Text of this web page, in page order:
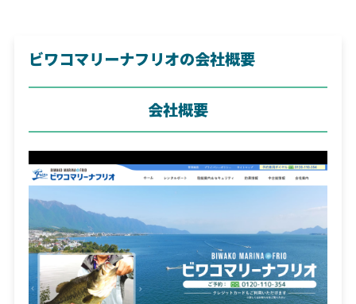
ビワコマリーナフリオの会社概要
会社概要